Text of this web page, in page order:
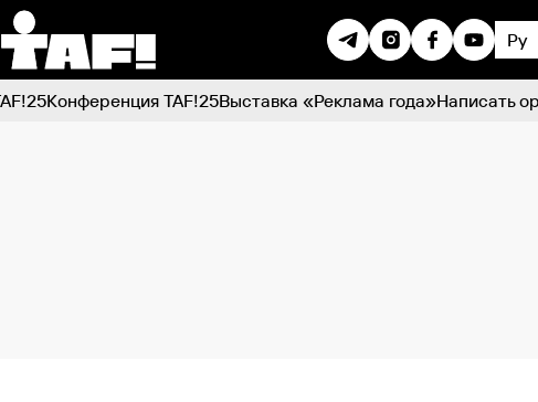
Ру
Конференция TAF!25Выставка «Реклама года»Написать